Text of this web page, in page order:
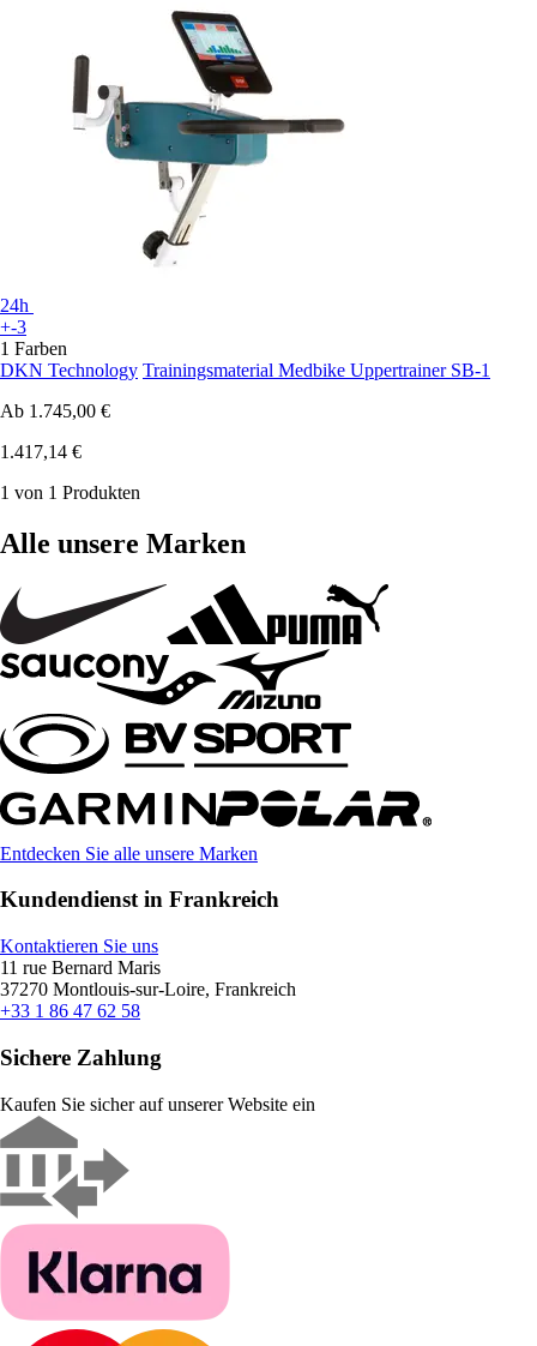
24h
+-3
1 Farben
DKN Technology Trainingsmaterial Medbike Uppertrainer SB-1
Ab 1.745,00 €
1.417,14 €
1 von 1 Produkten
Alle unsere Marken
Entdecken Sie alle unsere Marken
Kundendienst in Frankreich
Kontaktieren Sie uns
11 rue Bernard Maris
37270 Montlouis-sur-Loire, Frankreich
+33 1 86 47 62 58
Sichere Zahlung
Kaufen Sie sicher auf unserer Website ein